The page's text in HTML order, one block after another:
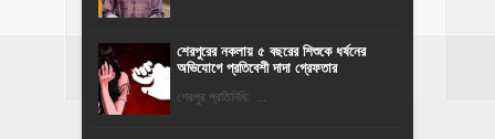
শেরপুরের নকলায় ৫ বছরের শিশুকে ধর্ষনের
অভিযোগে প্রতিবেশী দাদা গ্রেফতার
শেরপুর প্রতিনিধি: ...